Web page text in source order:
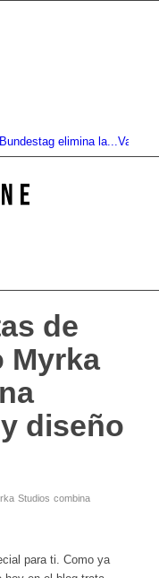
elimina la... Valor del
de
Myrka
diseño
Studios combina
para ti. Como ya